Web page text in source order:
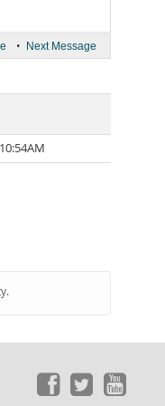
• Next Message